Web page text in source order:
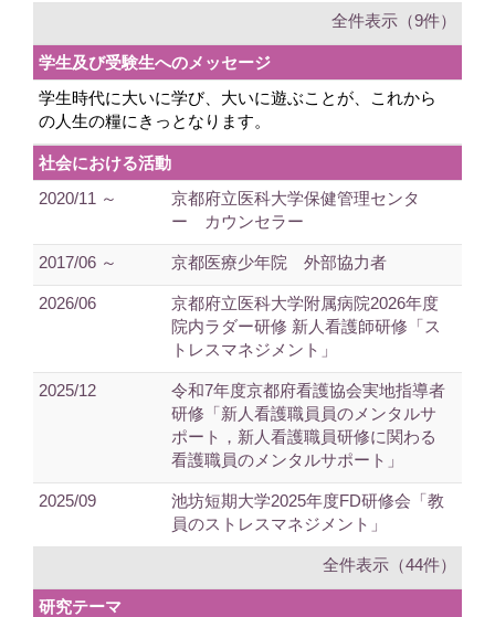
全件表示（9件）
学生及び受験生へのメッセージ
学生時代に大いに学び、大いに遊ぶことが、これから
の人生の糧にきっとなります。
社会における活動
2020/11 ～
京都府立医科大学保健管理センタ
ー カウンセラー
2017/06 ～ 京都医療少年院 外部協力者
2026/06
京都府立医科大学附属病院2026年度
院内ラダー研修 新人看護師研修「ス
トレスマネジメント」
2025/12
令和7年度京都府看護協会実地指導者
研修「新人看護職員員のメンタルサ
ポート，新人看護職員研修に関わる
看護職員のメンタルサポート」
2025/09
池坊短期大学2025年度FD研修会「教
員のストレスマネジメント」
全件表示（44件）
研究テーマ